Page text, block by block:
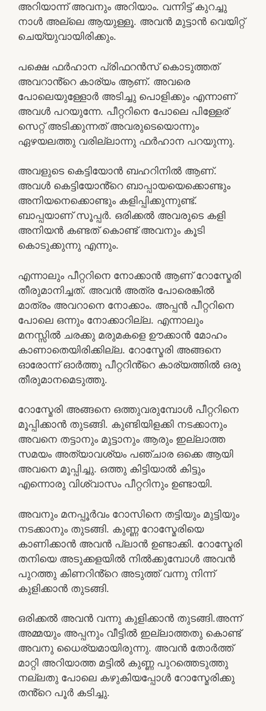
അറിയാന്ന് അവനും അറിയാം. വന്നിട്ട് കുറച്ചു
നാൾ അല്ലെ ആയുള്ളൂ. അവൻ മുട്ടാൻ വെയിറ്റ്
ചെയ്യുവായിരിക്കും.
പക്ഷെ ഫർഹാന പ്രിഫറൻസ് കൊടുത്തത്
അവറാൻ്റെ കാര്യം ആണ്. അവരെ
പോലെയുള്ളോർ അടിച്ചു പൊളിക്കും എന്നാണ്
അവൾ പറയുന്നേ. പീറ്ററിനെ പോലെ പിള്ളേര്
സെറ്റ് അടിക്കുന്നത് അവരുടെയൊന്നും
ഏഴയലത്തു വരില്ലാന്നു ഫർഹാന പറയുന്നു.
അവളുടെ കെട്ടിയോൻ ബഹറിനിൽ ആണ്.
അവൾ കെട്ടിയോൻ്റെ ബാപ്പായയെക്കൊണ്ടും
അനിയനെക്കൊണ്ടും കളിപ്പിക്കുന്നുണ്ട്.
ബാപ്പയാണ് സൂപ്പർ. ഒരിക്കൽ അവരുടെ കളി
അനിയൻ കണ്ടത് കൊണ്ട് അവനും കൂടി
കൊടുക്കുന്നു എന്നും.
എന്നാലും പീറ്ററിനെ നോക്കാൻ ആണ് റോസ്മേരി
തീരുമാനിച്ചത്. അവൻ അത്ര പോരെങ്കിൽ
മാത്രം അവറാനെ നോക്കാം. അപ്പൻ പീറ്ററിനെ
പോലെ ഒന്നും നോക്കാറില്ല. എന്നാലും
മനസ്സിൽ ചരക്കു മരുമകളെ ഊക്കാൻ മോഹം
കാണാതെയിരിക്കില്ല. റോസ്മേരി അങ്ങനെ
ഓരോന്ന് ഓർത്തു പീറ്ററിൻ്റെ കാര്യത്തിൽ ഒരു
തീരുമാനമെടുത്തു.
റോസ്മേരി അങ്ങനെ ഒത്തുവരുമ്പോൾ പീറ്ററിനെ
മൂപ്പിക്കാൻ തുടങ്ങി. കുണ്ടിയിളക്കി നടക്കാനും
അവനെ തട്ടാനും മുട്ടാനും ആരും ഇല്ലാത്ത
സമയം അത്യാവശ്യം പഞ്ചാര ഒക്കെ ആയി
അവനെ മൂപ്പിച്ചു. ഒത്തു കിട്ടിയാൽ കിട്ടും
എന്നൊരു വിശ്വാസം പീറ്ററിനും ഉണ്ടായി.
അവനും മനപ്പൂർവം റോസിനെ തട്ടിയും മുട്ടിയും
നടക്കാനും തുടങ്ങി. കുണ്ണ റോസ്മേരിയെ
കാണിക്കാൻ അവൻ പ്ലാൻ ഉണ്ടാക്കി. റോസ്മേരി
തനിയെ അടുക്കളയിൽ നിൽക്കുമ്പോൾ അവൻ
പുറത്തു കിണറിൻ്റെ അടുത്ത് വന്നു നിന്ന്
കുളിക്കാൻ തുടങ്ങി.
ഒരിക്കൽ അവൻ വന്നു കുളിക്കാൻ തുടങ്ങി.അന്ന്
അമ്മയും അപ്പനും വീട്ടിൽ ഇല്ലാത്തതു കൊണ്ട്
അവനു ധൈര്യമായിരുന്നു. അവൻ തോർത്ത്
മാറ്റി അറിയാത്ത മട്ടിൽ കുണ്ണ പുറത്തെടുത്തു
നല്ലതു പോലെ കഴുകിയപ്പോൾ റോസ്മേരിക്കു
തൻ്റെ പൂർ കടിച്ചു.